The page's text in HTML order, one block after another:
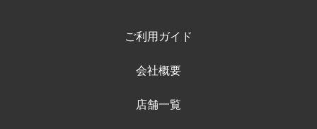
ご利用ガイド
会社概要
店舗一覧